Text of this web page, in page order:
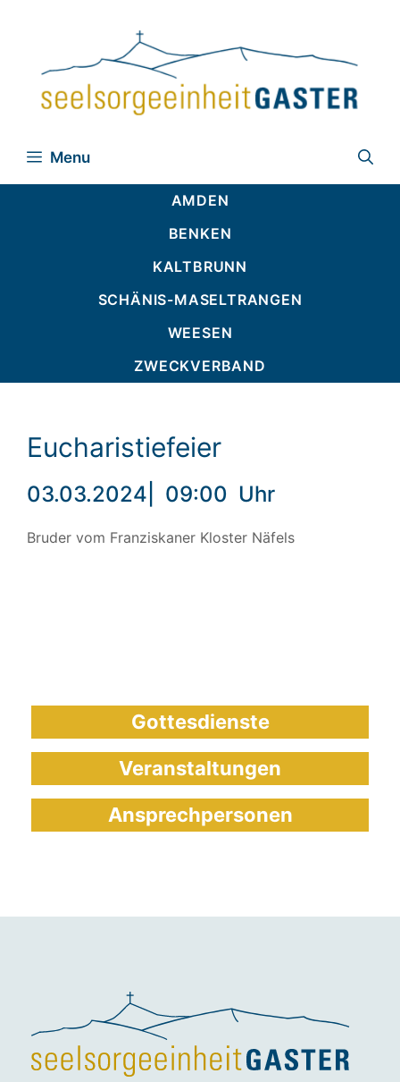
Menu
AMDEN
BENKEN
KALTBRUNN
SCHÄNIS-MASELTRANGEN
WEESEN
ZWECKVERBAND
Eucharistiefeier
03.03.2024 09:00 Uhr
Bruder vom Franziskaner Kloster Näfels
Gottesdienste
Veranstaltungen
Ansprechpersonen